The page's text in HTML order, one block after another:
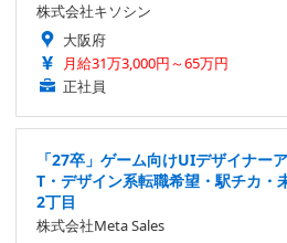
株式会社キソシン
大阪府
月給31万3,000円～65万円
正社員
「27卒」ゲーム向けUIデザイナー
T・デザイン系転職希望・駅チカ・
2丁目
株式会社Meta Sales